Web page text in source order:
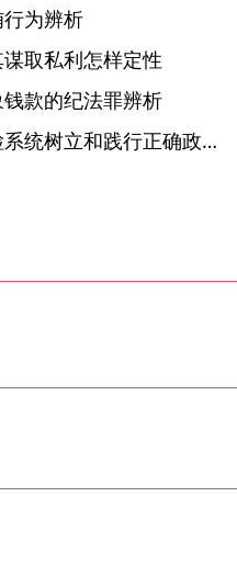
为辨析
取私利怎样定性
款的纪法罪辨析
省生态环境集团：举办纪检系统树立和践行正确政绩观学习教育读书班